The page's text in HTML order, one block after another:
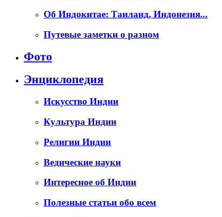
Об Индокитае: Таиланд, Индонезия...
Путевые заметки о разном
Фото
Энциклопедия
Искусство Индии
Культура Индии
Религии Индии
Ведические науки
Интересное об Индии
Полезные статьи обо всем